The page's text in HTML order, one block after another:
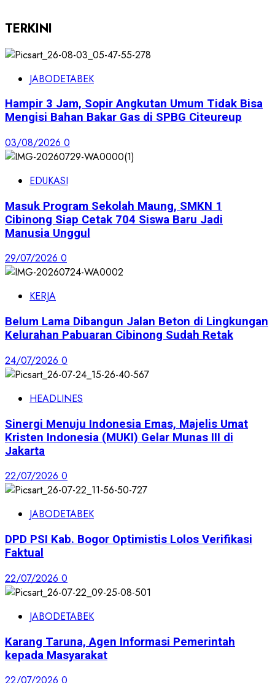
TERKINI
JABODETABEK
Hampir 3 Jam, Sopir Angkutan Umum Tidak Bisa
Mengisi Bahan Bakar Gas di SPBG Citeureup
03/08/2026 0
EDUKASI
Masuk Program Sekolah Maung, SMKN 1
Cibinong Siap Cetak 704 Siswa Baru Jadi
Manusia Unggul
29/07/2026 0
KERJA
Belum Lama Dibangun Jalan Beton di Lingkungan
Kelurahan Pabuaran Cibinong Sudah Retak
24/07/2026 0
HEADLINES
Sinergi Menuju Indonesia Emas, Majelis Umat
Kristen Indonesia (MUKI) Gelar Munas III di
Jakarta
22/07/2026 0
JABODETABEK
DPD PSI Kab. Bogor Optimistis Lolos Verifikasi
Faktual
22/07/2026 0
JABODETABEK
Karang Taruna, Agen Informasi Pemerintah
kepada Masyarakat